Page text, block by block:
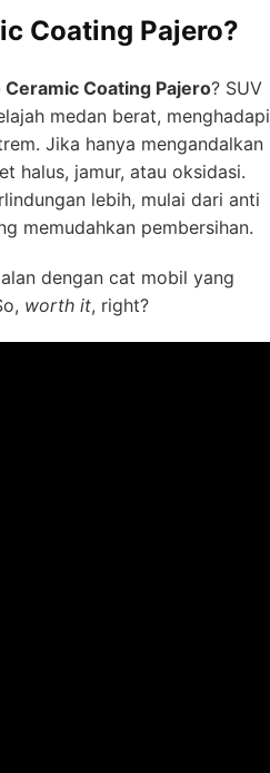
Coating Pajero?
Ceramic Coating Pajero? SUV
medan berat, menghadapi
Jika hanya mengandalkan
halus, jamur, atau oksidasi.
lebih, mulai dari anti
memudahkan pembersihan.
dengan cat mobil yang
worth it, right?